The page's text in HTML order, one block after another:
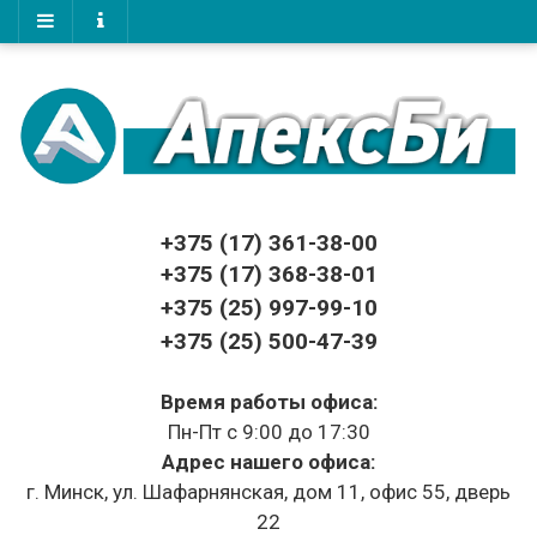
+375 (17) 361-38-00
+375 (17) 368-38-01
+375 (25) 997-99-10
+375 (25) 500-47-39
Время работы офиса:
Пн-Пт с 9:00 до 17:30
Адрес нашего офиса:
г. Минск, ул. Шафарнянская, дом 11, офис 55, дверь
22